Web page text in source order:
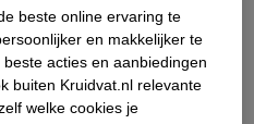
beste online ervaring te
en makkelijker te
acties en aanbiedingen
buiten Kruidvat.nl relevante
welke cookies je